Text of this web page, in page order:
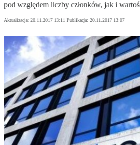
pod względem liczby członków, jak i
Aktualizacja: 20.11.2017 13:11 Publikacja: 20.11.2017 13:07